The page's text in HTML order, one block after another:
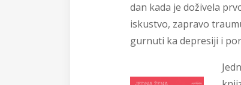
dan kada je doživela
iskustvo, zapravo
gurnuti ka depresiji i